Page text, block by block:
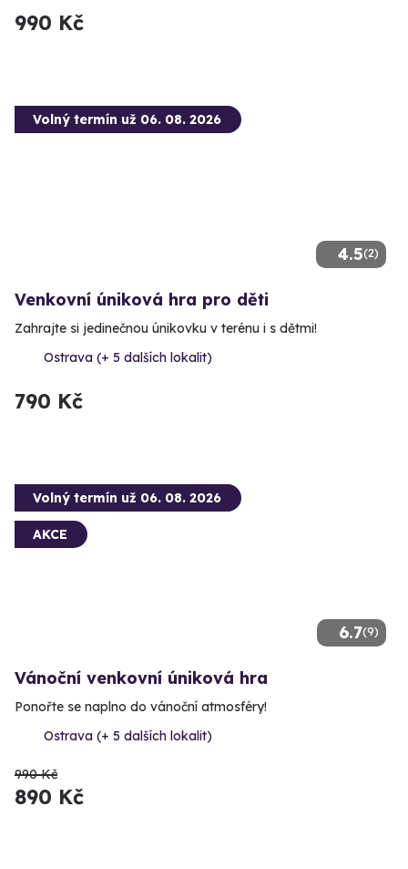
990 Kč
4.5(2)
Volný termín už 06. 08. 2026
Venkovní úniková hra pro děti
Zahrajte si jedinečnou únikovku v terénu i s dětmi!
Ostrava (+ 5 dalších lokalit)
790 Kč
6.7(9)
Volný termín už 06. 08. 2026
AKCE
Vánoční venkovní úniková hra
Ponořte se naplno do vánoční atmosféry!
Ostrava (+ 5 dalších lokalit)
990 Kč
890 Kč